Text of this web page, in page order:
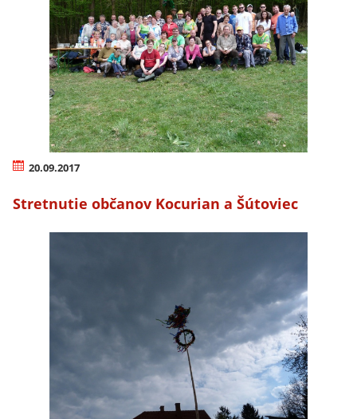
20.09.2017
Stretnutie občanov Kocurian a Šútoviec